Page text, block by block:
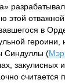
этой
в
Синдуллы (
закулисных